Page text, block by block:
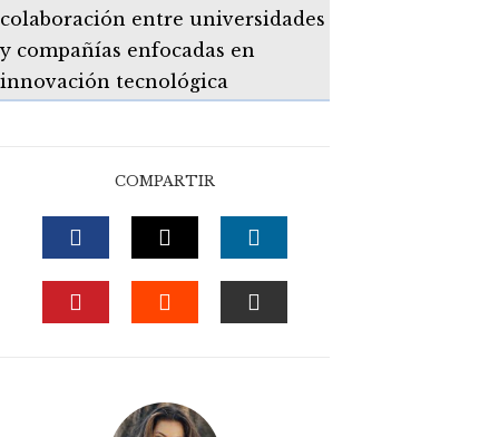
colaboración entre universidades
y compañías enfocadas en
innovación tecnológica
COMPARTIR
FACEBOOKTWITTERLINKEDIN